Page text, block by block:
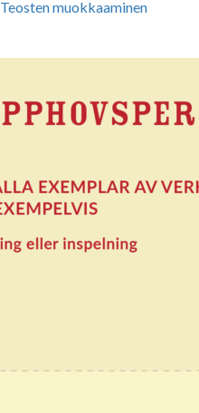
Teosten muokkaaminen